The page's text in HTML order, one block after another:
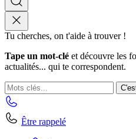
Tu cherches, on t'aide à trouver !
Tape un mot-clé et découvre les
actualités... qui te correspondent.
Être rappelé